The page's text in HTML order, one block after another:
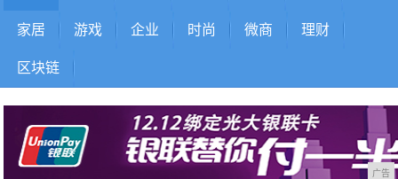
家居 游戏 企业 时尚 微商 理财
区块链
广告